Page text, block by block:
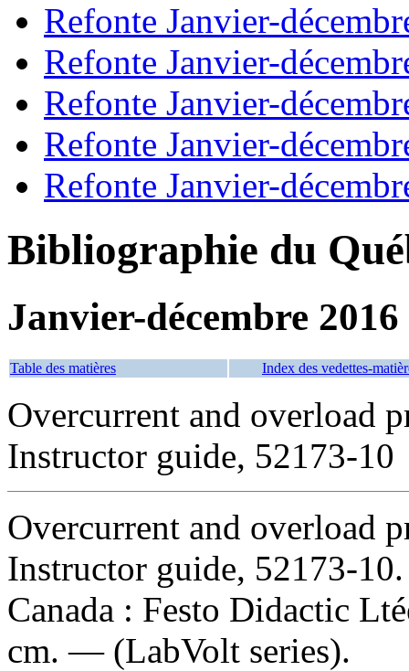
Refonte Janvier-
Refonte Janvier-
Refonte Janvier-
Refonte Janvier-
Refonte Janvier-
Bibliographie du
Janvier-décembre 2016
Table des matières Index des vedettes-
Overcurrent and overload
Instructor guide, 52173-10
Overcurrent and overload
Instructor guide, 52173-10
Canada : Festo Didactic
cm. — (LabVolt series).